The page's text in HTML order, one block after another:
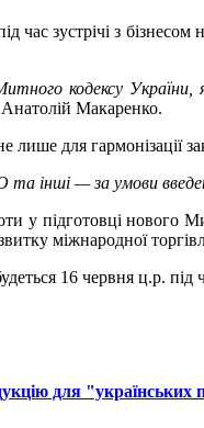
час зустрічі з
кодексу
Макаренко.
для гармонізації
інші — за умови
у підготовці нового
міжнародної
16 червня ц.р. під
для "українських